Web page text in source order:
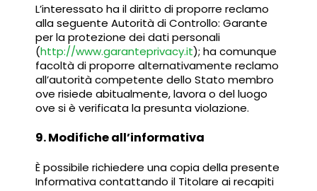
L’interessato ha il diritto di proporre reclamo
alla seguente Autorità di Controllo: Garante
per la protezione dei dati personali
(http://www.garanteprivacy.it); ha comunque
facoltà di proporre alternativamente reclamo
all’autorità competente dello Stato membro
ove risiede abitualmente, lavora o del luogo
ove si è verificata la presunta violazione.
9. Modifiche all’informativa
È possibile richiedere una copia della presente
Informativa contattando il Titolare ai recapiti